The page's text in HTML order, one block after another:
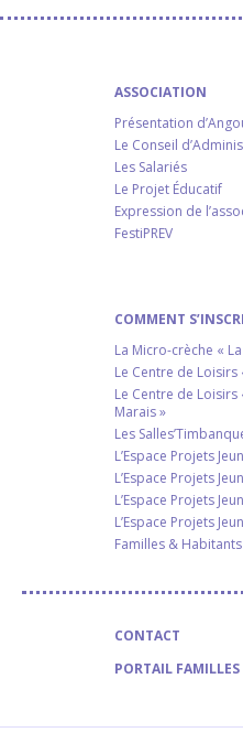
ASSOCIATION
Présentation
Le Conseil
Les Salariés
Le Projet Éducatif
Expression de
FestiPREV
COMMENT
La Micro-crèche «
Le Centre de Loisirs
Le Centre de Loisirs
Marais »
Les
L’Espace Projets
L’Espace Projets
L’Espace Projets
L’Espace Projets
Familles & Habitants
CONTACT
PORTAIL FAMILLES